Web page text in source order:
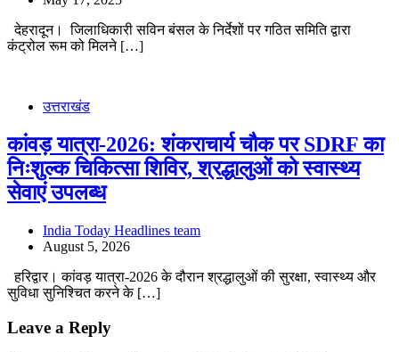
देहरादून। जिलाधिकारी सविन बंसल के निर्देशों पर गठित समिति द्वारा
कंट्रोल रूम को मिलने […]
उत्तराखंड
कांवड़ यात्रा-2026: शंकराचार्य चौक पर SDRF का
निःशुल्क चिकित्सा शिविर, श्रद्धालुओं को स्वास्थ्य
सेवाएं उपलब्ध
India Today Headlines team
August 5, 2026
हरिद्वार। कांवड़ यात्रा-2026 के दौरान श्रद्धालुओं की सुरक्षा, स्वास्थ्य और
सुविधा सुनिश्चित करने के […]
Leave a Reply